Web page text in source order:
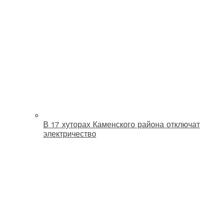
В 17 хуторах Каменского района отключат
электричество